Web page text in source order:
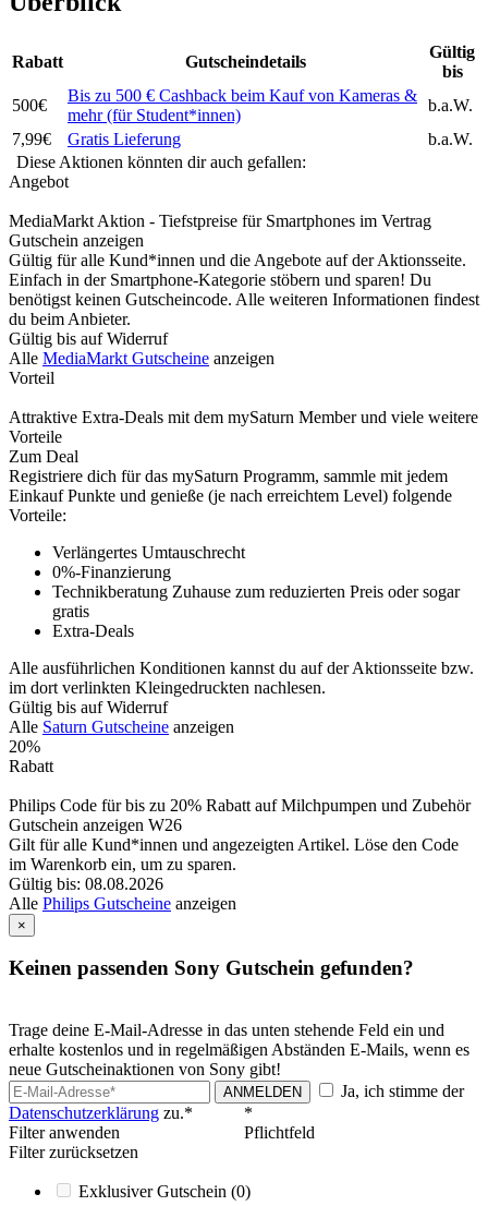
Rabatt Gutscheindetails
Gültig
bis
500€
Bis zu 500 € Cashback beim Kauf von Kameras &
mehr (für Student*innen)
b.a.W.
7,99€
Gratis Lieferung
b.a.W.
Diese Aktionen könnten dir auch gefallen:
Angebot
MediaMarkt Aktion - Tiefstpreise für Smartphones im Vertrag
Gutschein anzeigen
Gültig für alle Kund*innen und die Angebote auf der Aktionsseite.
Einfach in der Smartphone-Kategorie stöbern und sparen! Du
benötigst keinen Gutscheincode. Alle weiteren Informationen findest
du beim Anbieter.
Gültig bis auf Widerruf
Alle MediaMarkt Gutscheine anzeigen
Vorteil
Attraktive Extra-Deals mit dem mySaturn Member und viele weitere
Vorteile
Zum Deal
Registriere dich für das mySaturn Programm, sammle mit jedem
Einkauf Punkte und genieße (je nach erreichtem Level) folgende
Vorteile:
Verlängertes Umtauschrecht
0%-Finanzierung
Technikberatung Zuhause zum reduzierten Preis oder sogar
gratis
Extra-Deals
Alle ausführlichen Konditionen kannst du auf der Aktionsseite bzw.
im dort verlinkten Kleingedruckten nachlesen.
Gültig bis auf Widerruf
Alle Saturn Gutscheine anzeigen
20%
Rabatt
Philips Code für bis zu 20% Rabatt auf Milchpumpen und Zubehör
Gutschein anzeigen W26
Gilt für alle Kund*innen und angezeigten Artikel. Löse den Code
im Warenkorb ein, um zu sparen.
Gültig bis: 08.08.2026
Alle Philips Gutscheine anzeigen
×
Keinen passenden Sony Gutschein gefunden?
Trage deine E-Mail-Adresse in das unten stehende Feld ein und
erhalte kostenlos und in regelmäßigen Abständen E-Mails, wenn es
neue Gutscheinaktionen von Sony gibt!
ANMELDEN
Ja, ich stimme der
Datenschutzerklärung zu.*
*
Pflichtfeld
Filter anwenden
Filter zurücksetzen
Exklusiver Gutschein (0)